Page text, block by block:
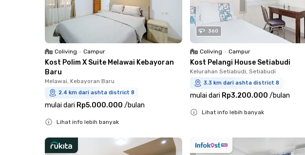
Coliving • Campur
Kost Polim X Suite Melawai Kebayoran
Baru
Melawai, Kebayoran Baru
2.4 km dari ashta district 8
mulai dari Rp5.000.000 /bulan
Lihat info lebih banyak
360
Coliving • Campur
Kost Pelangi House Setiabudi
Kelurahan Setiabudi, Setiabudi
3.3 km dari ashta district 8
mulai dari Rp3.200.000 /bulan
Lihat info lebih banyak